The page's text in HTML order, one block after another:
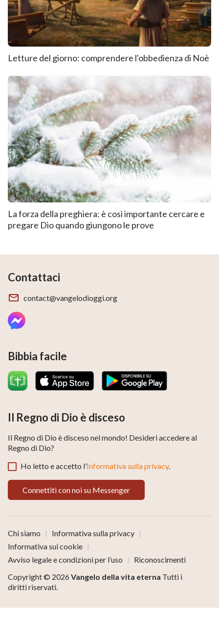
Letture del giorno: comprendere l'obbedienza di Noè
La forza della preghiera: è così importante cercare e
pregare Dio quando giungono le prove
Contattaci
contact@vangelodioggi.org
Bibbia facile
Il Regno di Dio è disceso
Il Regno di Dio è disceso nel mondo! Desideri accedere al
Regno di Dio?
Ho letto e accetto l’Informativa sulla privacy.
Connettiti con noi su Messenger
Chi siamo | Informativa sulla privacy |
Informativa sui cookie |
Avviso legale e condizioni per l’uso |
Riconoscimenti
Copyright © 2026Vangelo della vita eterna Tutti i
diritti riservati.